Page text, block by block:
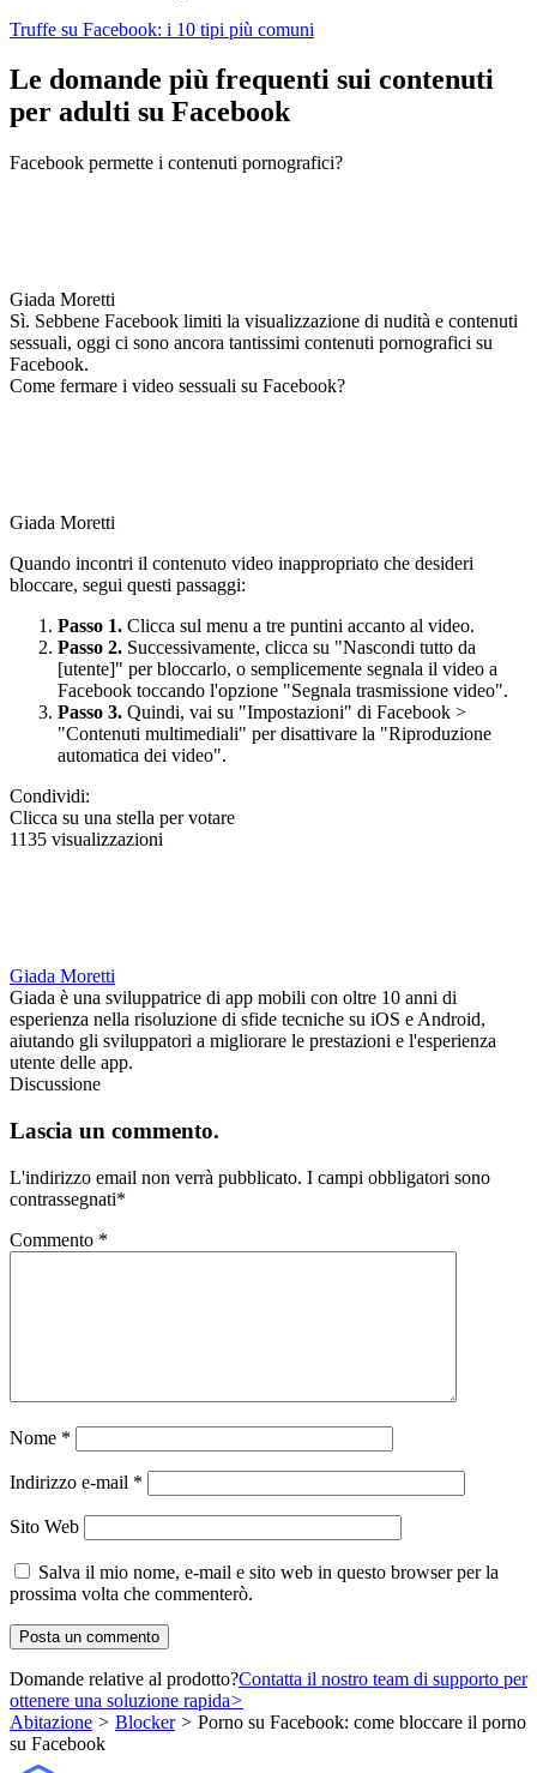
Truffe su Facebook: i 10 tipi più comuni
Le domande più frequenti sui contenuti
per adulti su Facebook
Facebook permette i contenuti pornografici?
Giada Moretti
Sì. Sebbene Facebook limiti la visualizzazione di nudità e contenuti
sessuali, oggi ci sono ancora tantissimi contenuti pornografici su
Facebook.
Come fermare i video sessuali su Facebook?
Giada Moretti
Quando incontri il contenuto video inappropriato che desideri
bloccare, segui questi passaggi:
Passo 1. Clicca sul menu a tre puntini accanto al video.
Passo 2. Successivamente, clicca su "Nascondi tutto da
[utente]" per bloccarlo, o semplicemente segnala il video a
Facebook toccando l'opzione "Segnala trasmissione video".
Passo 3. Quindi, vai su "Impostazioni" di Facebook >
"Contenuti multimediali" per disattivare la "Riproduzione
automatica dei video".
Condividi:
Clicca su una stella per votare
1135 visualizzazioni
Giada Moretti
Giada è una sviluppatrice di app mobili con oltre 10 anni di
esperienza nella risoluzione di sfide tecniche su iOS e Android,
aiutando gli sviluppatori a migliorare le prestazioni e l'esperienza
utente delle app.
Discussione
Lascia un commento.
L'indirizzo email non verrà pubblicato. I campi obbligatori sono
contrassegnati*
Commento *
Nome *
Indirizzo e-mail *
Sito Web
Salva il mio nome, e-mail e sito web in questo browser per la
prossima volta che commenterò.
Domande relative al prodotto?Contatta il nostro team di supporto per
ottenere una soluzione rapida>
Abitazione > Blocker > Porno su Facebook: come bloccare il porno
su Facebook